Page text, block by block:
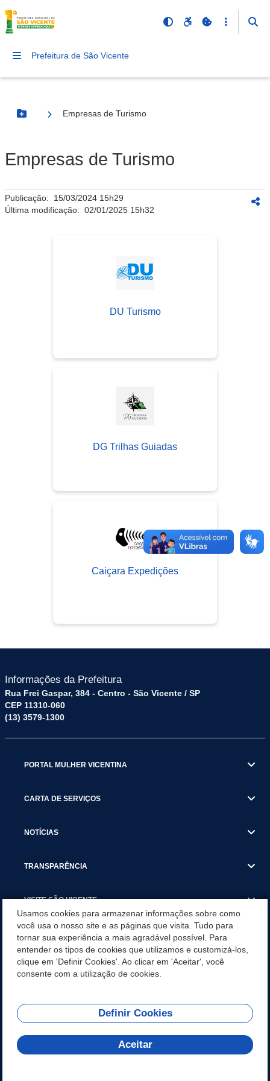
Prefeitura de São Vicente
Botão Menu
Empresas de Turismo
Empresas de Turismo
Publicação: 15/03/2024 15h29
Última modificação: 02/01/2025 15h32
DU Turismo
DG Trilhas Guiadas
Caiçara Expedições
Informações da Prefeitura
Rua Frei Gaspar, 384 - Centro - São Vicente / SP
CEP 11310-060
(13) 3579-1300
PORTAL MULHER VICENTINA
CARTA DE SERVIÇOS
NOTÍCIAS
TRANSPARÊNCIA
VISITE SÃO VICENTE
SÃO VICENTE REFORÇA REDE DE PROTEÇÃO ÀS MULHERES
DURANTE O AGOSTO LILÁS COM AÇÕES DE
CONSCIENTIZAÇÃO E ACOLHIMENTO
REDES SOCIAIS
Usamos cookies para armazenar informações sobre como
você usa o nosso site e as páginas que visita. Tudo para
tornar sua experiência a mais agradável possível. Para
entender os tipos de cookies que utilizamos e customizá-los,
clique em 'Definir Cookies'. Ao clicar em 'Aceitar', você
consente com a utilização de cookies.
Definir Cookies
Aceitar
Olá! Como
posso te ajudar?